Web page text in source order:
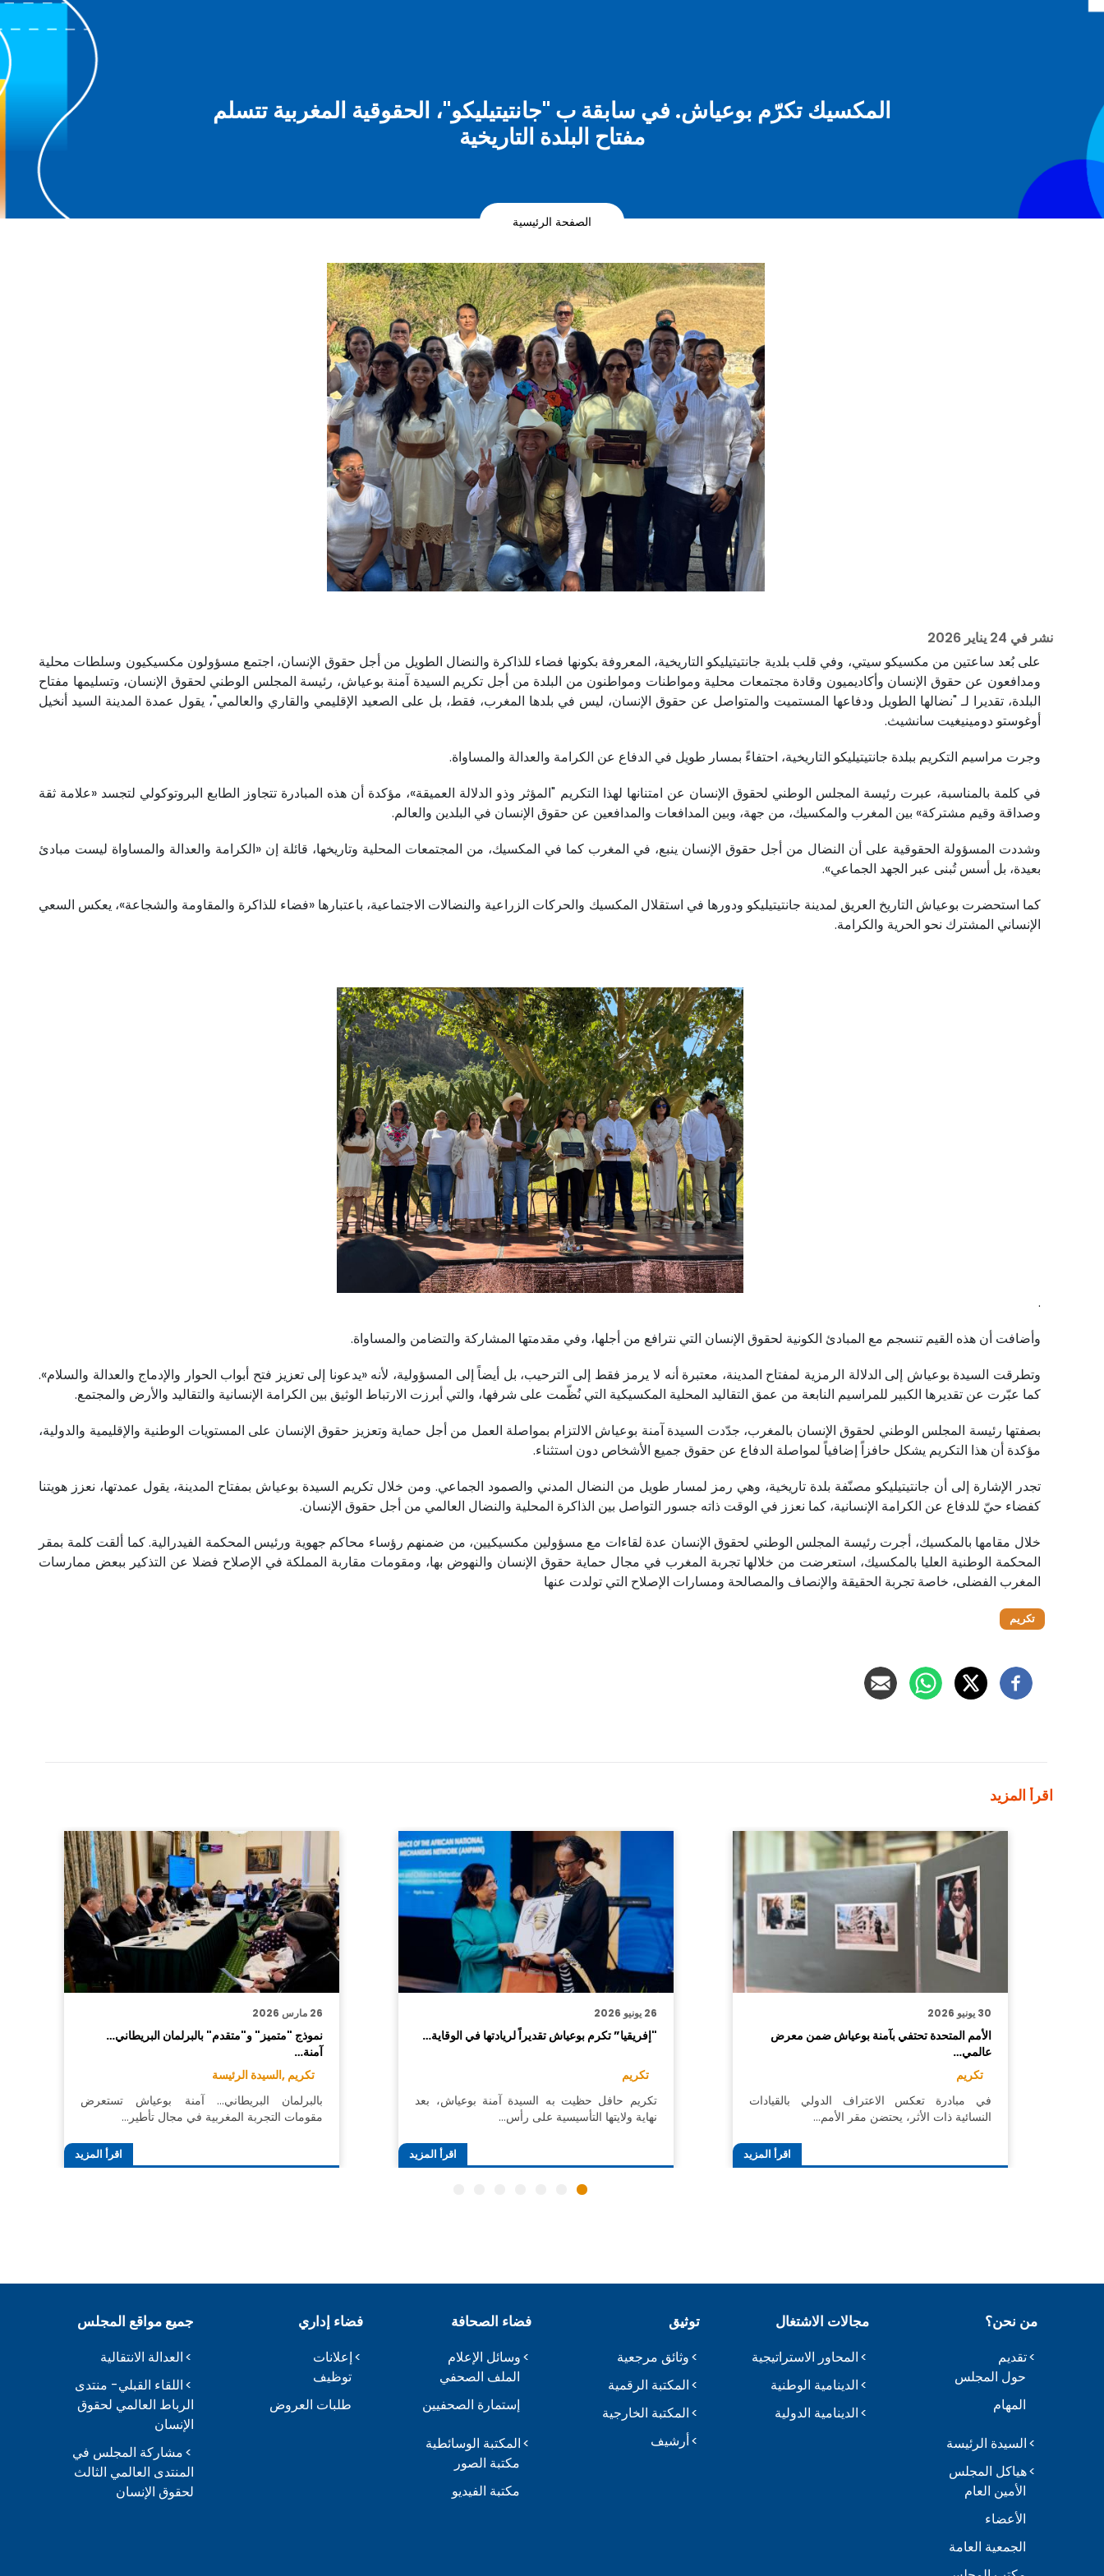
المكسيك تكرّم بوعياش. في سابقة ب "جانتيتيليكو"، الحقوقية المغربية تتسلم
مفتاح البلدة التاريخية
الصفحة الرئيسية
نشر في 24 يناير 2026
على بُعد ساعتين من مكسيكو سيتي، وفي قلب بلدية جانتيتيليكو التاريخية، المعروفة بكونها فضاء للذاكرة والنضال الطويل من أجل حقوق الإنسان، اجتمع مسؤولون مكسيكيون وسلطات محلية
ومدافعون عن حقوق الإنسان وأكاديميون وقادة مجتمعات محلية ومواطنات ومواطنون من البلدة من أجل تكريم السيدة آمنة بوعياش، رئيسة المجلس الوطني لحقوق الإنسان، وتسليمها مفتاح
البلدة، تقديرا لـ "نضالها الطويل ودفاعها المستميت والمتواصل عن حقوق الإنسان، ليس في بلدها المغرب، فقط، بل على الصعيد الإقليمي والقاري والعالمي"، يقول عمدة المدينة السيد أنخيل
أوغوستو دومينيغيت سانشيث.
وجرت مراسيم التكريم ببلدة جانتيتيليكو التاريخية، احتفاءً بمسار طويل في الدفاع عن الكرامة والعدالة والمساواة.
في كلمة بالمناسبة، عبرت رئيسة المجلس الوطني لحقوق الإنسان عن امتنانها لهذا التكريم "المؤثر وذو الدلالة العميقة»، مؤكدة أن هذه المبادرة تتجاوز الطابع البروتوكولي لتجسد «علامة ثقة
وصداقة وقيم مشتركة» بين المغرب والمكسيك، من جهة، وبين المدافعات والمدافعين عن حقوق الإنسان في البلدين والعالم.
وشددت المسؤولة الحقوقية على أن النضال من أجل حقوق الإنسان ينبع، في المغرب كما في المكسيك، من المجتمعات المحلية وتاريخها، قائلة إن «الكرامة والعدالة والمساواة ليست مبادئ
بعيدة، بل أسس تُبنى عبر الجهد الجماعي».
كما استحضرت بوعياش التاريخ العريق لمدينة جانتيتيليكو ودورها في استقلال المكسيك والحركات الزراعية والنضالات الاجتماعية، باعتبارها «فضاء للذاكرة والمقاومة والشجاعة»، يعكس السعي
الإنساني المشترك نحو الحرية والكرامة.
.
وأضافت أن هذه القيم تنسجم مع المبادئ الكونية لحقوق الإنسان التي نترافع من أجلها، وفي مقدمتها المشاركة والتضامن والمساواة.
وتطرقت السيدة بوعياش إلى الدلالة الرمزية لمفتاح المدينة، معتبرة أنه لا يرمز فقط إلى الترحيب، بل أيضاً إلى المسؤولية، لأنه «يدعونا إلى تعزيز فتح أبواب الحوار والإدماج والعدالة والسلام».
كما عبّرت عن تقديرها الكبير للمراسيم النابعة من عمق التقاليد المحلية المكسيكية التي نُظّمت على شرفها، والتي أبرزت الارتباط الوثيق بين الكرامة الإنسانية والتقاليد والأرض والمجتمع.
بصفتها رئيسة المجلس الوطني لحقوق الإنسان بالمغرب، جدّدت السيدة آمنة بوعياش الالتزام بمواصلة العمل من أجل حماية وتعزيز حقوق الإنسان على المستويات الوطنية والإقليمية والدولية،
مؤكدة أن هذا التكريم يشكل حافزاً إضافياً لمواصلة الدفاع عن حقوق جميع الأشخاص دون استثناء.
تجدر الإشارة إلى أن جانتيتيليكو مصنّفة بلدة تاريخية، وهي رمز لمسار طويل من النضال المدني والصمود الجماعي. ومن خلال تكريم السيدة بوعياش بمفتاح المدينة، يقول عمدتها، نعزز هويتنا
كفضاء حيّ للدفاع عن الكرامة الإنسانية، كما نعزز في الوقت ذاته جسور التواصل بين الذاكرة المحلية والنضال العالمي من أجل حقوق الإنسان.
خلال مقامها بالمكسيك، أجرت رئيسة المجلس الوطني لحقوق الإنسان عدة لقاءات مع مسؤولين مكسيكيين، من ضمنهم رؤساء محاكم جهوية ورئيس المحكمة الفيدرالية. كما ألقت كلمة بمقر
المحكمة الوطنية العليا بالمكسيك، استعرضت من خلالها تجربة المغرب في مجال حماية حقوق الإنسان والنهوض بها، ومقومات مقاربة المملكة في الإصلاح فضلا عن التذكير ببعض ممارسات
المغرب الفضلى، خاصة تجربة الحقيقة والإنصاف والمصالحة ومسارات الإصلاح التي تولدت عنها
تكريم
اقرأ المزيد
30 يونيو 2026
الأمم المتحدة تحتفي بآمنة بوعياش ضمن معرض
عالمي…
تكريم
في مبادرة تعكس الاعتراف الدولي بالقيادات
النسائية ذات الأثر، يحتضن مقر الأمم…
اقرأ المزيد
26 يونيو 2026
"إفريقيا” تكرم بوعياش تقديراً لريادتها في الوقاية…
تكريم
تكريم حافل حظيت به السيدة آمنة بوعياش، بعد
نهاية ولايتها التأسيسية على رأس…
اقرأ المزيد
26 مارس 2026
نموذج "متميز" و"متقدم" بالبرلمان البريطاني…
آمنة…
تكريم ,السيدة الرئيسة
بالبرلمان البريطاني… آمنة بوعياش تستعرض
مقومات التجربة المغربية في مجال تأطير…
اقرأ المزيد
من نحن؟
تقديم
حول المجلس
المهام
السيدة الرئيسة
هياكل المجلس
الأمين العام
الأعضاء
الجمعية العامة
مجالات الاشتغال
المحاور الاستراتيجية
الدينامية الوطنية
الدينامية الدولية
توثيق
وثائق مرجعية
المكتبة الرقمية
المكتبة الخارجية
أرشيف
فضاء الصحافة
وسائل الإعلام
الملف الصحفي
إستمارة الصحفيين
المكتبة الوسائطية
مكتبة الصور
مكتبة الفيديو
فضاء إداري
إعلانات
توظيف
طلبات العروض
جميع مواقع المجلس
العدالة الانتقالية
اللقاء القبلي- منتدى
الرباط العالمي لحقوق
الإنسان
مشاركة المجلس في
المنتدى العالمي الثالث
لحقوق الإنسان